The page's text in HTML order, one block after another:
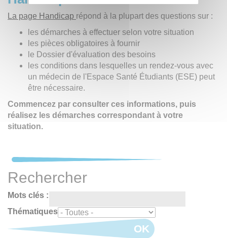
La page Handicap répond à la plupart des questions sur :
les démarches à effectuer selon votre situation
les pièces obligatoires à fournir
le Dossier d'évaluation des besoins
les conditions dans lesquelles un rendez-vous avec
un médecin de l'Espace Santé Étudiants (ESE) peut
être nécessaire.
Commencez par consulter ces informations, puis
réalisez les démarches correspondant à votre
situation.
Rechercher
Mots clés :
Thématiques
OK